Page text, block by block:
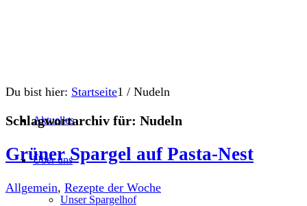
Aktuelles
Über uns
Unser Spargelhof
Du bist hier: Startseite1 / Nudeln
Schlagwortarchiv für: Nudeln
Grüner Spargel auf Pasta-Nest
Allgemein, Rezepte der Woche